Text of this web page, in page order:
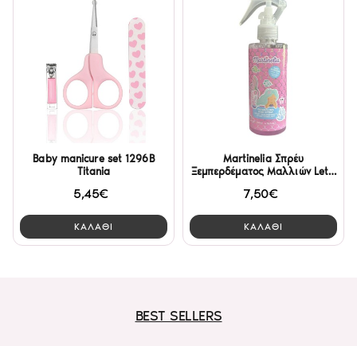
Baby manicure set 1296B
Titania
5,45€
ΚΑΛΑΘΙ
Martinelia Σπρέυ
Ξεμπερδέματος Μαλλιών Let's
7,50€
ΚΑΛΑΘΙ
BEST SELLERS